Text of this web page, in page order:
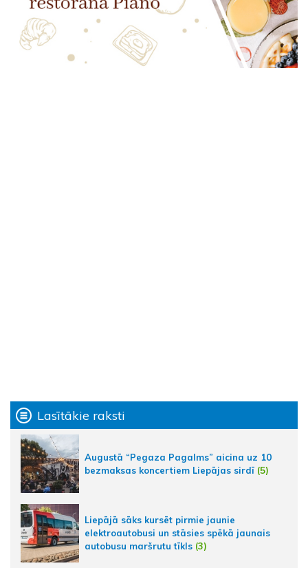
Lasītākie raksti
Augustā “Pegaza Pagalms” aicina uz 10
bezmaksas koncertiem Liepājas sirdī (5)
Liepājā sāks kursēt pirmie jaunie
elektroautobusi un stāsies spēkā jaunais
autobusu maršrutu tīkls (3)